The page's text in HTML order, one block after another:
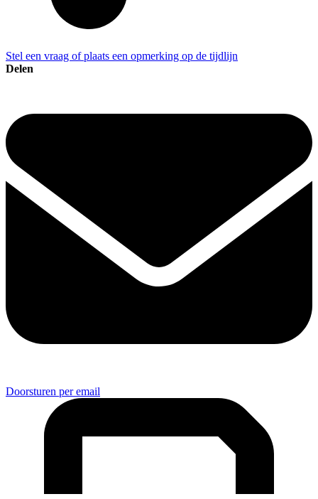
Stel een vraag of plaats een opmerking op de tijdlijn
Delen
Doorsturen per email